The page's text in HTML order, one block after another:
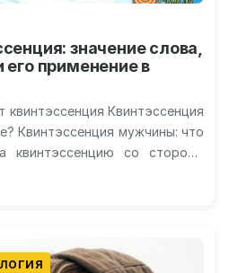
значение слова,
его применение в
Квинтэссенция
Квинтэссенция мужчины: что
квинтэссенцию со стороны